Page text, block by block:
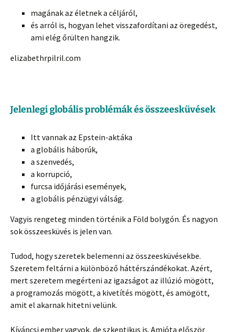
magának az életnek a céljáról,
és arról is, hogyan lehet visszafordítani az öregedést,
ami elég őrülten hangzik.
elizabethrpilril.com
Jelenlegi globális problémák és összeesküvések
Itt vannak az Epstein-aktáka
a globális háborúk,
a szenvedés,
a korrupció,
furcsa időjárási események,
a globális pénzügyi válság.
Vagyis rengeteg minden történik a Föld bolygón. És nagyon
sok összeesküvés is jelen van.
Tudod, hogy szeretek belemenni az összeesküvésekbe.
Szeretem feltárni a különböző háttérszándékokat. Azért,
mert szeretem megérteni az igazságot az illúzió mögött,
a programozás mögött, a kivetítés mögött, és amögött,
amit el akarnak hitetni velünk.
Kíváncsi ember vagyok, de szkeptikus is. Amióta először